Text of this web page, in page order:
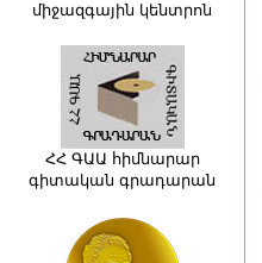
միջազգային կենտրոն
ՀՀ ԳԱԱ հիմնարար
գիտական գրադարան